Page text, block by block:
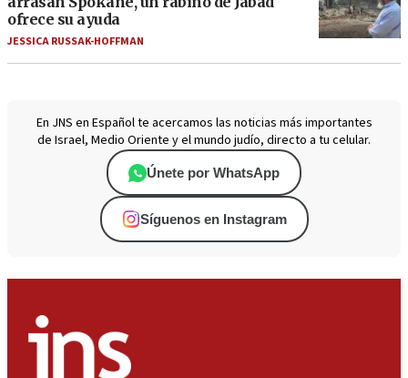
ofrece su ayuda
JESSICA RUSSAK-HOFFMAN
En JNS en Español te acercamos las noticias más importantes
de Israel, Medio Oriente y el mundo judío, directo a tu celular.
Únete por WhatsApp
Síguenos en Instagram